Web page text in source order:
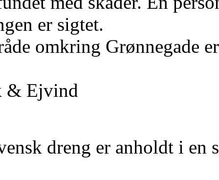
er sigtet.
omkring Grønnegade
& Ejvind
dreng er anholdt i en